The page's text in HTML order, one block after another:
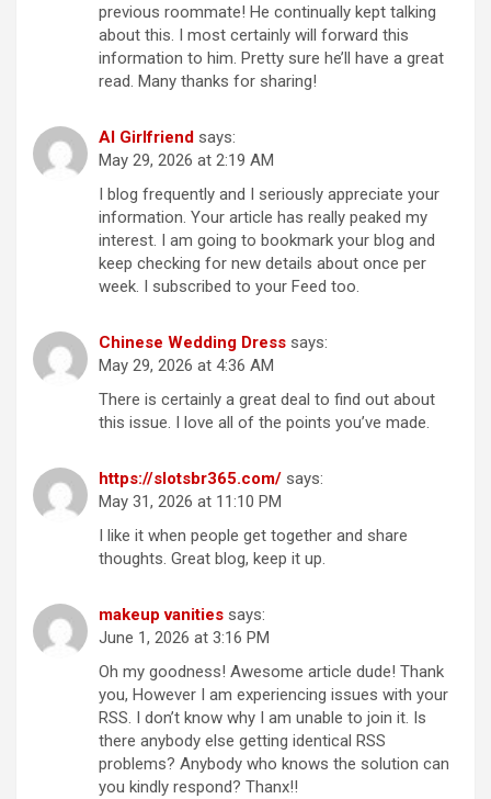
previous roommate! He continually kept talking
about this. I most certainly will forward this
information to him. Pretty sure he’ll have a great
read. Many thanks for sharing!
AI Girlfriend says:
May 29, 2026 at 2:19 AM
I blog frequently and I seriously appreciate your
information. Your article has really peaked my
interest. I am going to bookmark your blog and
keep checking for new details about once per
week. I subscribed to your Feed too.
Chinese Wedding Dress says:
May 29, 2026 at 4:36 AM
There is certainly a great deal to find out about
this issue. I love all of the points you’ve made.
https://slotsbr365.com/ says:
May 31, 2026 at 11:10 PM
I like it when people get together and share
thoughts. Great blog, keep it up.
makeup vanities says:
June 1, 2026 at 3:16 PM
Oh my goodness! Awesome article dude! Thank
you, However I am experiencing issues with your
RSS. I don’t know why I am unable to join it. Is
there anybody else getting identical RSS
problems? Anybody who knows the solution can
you kindly respond? Thanx!!